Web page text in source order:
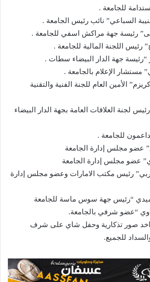
للجامعة .
السباعي” نائب رئيس الجامعة .
رئيسة جهة مراكش اسفي للجامعة .
رئيس اللجنة المالية للجامعة .
“رئيسة جهة الدار البيضاء سطات .
مستشار الإعلام بالجامعة .
الأمين العام للجنة الفنية والتقنية
لجنة العلاقات العامة بجهة الدار البيضاء
للجامعة .
عضو مجلس إدارة الجامعة
عضو مجلس إدارة الجامعة
رئيس مكتب الامارات وعضو مجلس إدارة
“رئيس جهة سوس ماسة للجامعة
“عضو شرفي بالجامعة.
صور تذكارية وحفل شاي على شرف
للجميع.